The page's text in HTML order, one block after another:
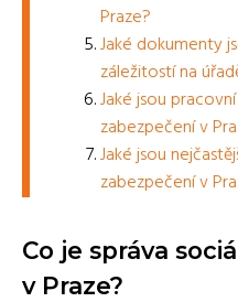
Praze?
Jaké dokumenty
záležitostí na
Jaké jsou
zabezpečení v
Jaké jsou
zabezpečení v
Co je správa
v Praze?